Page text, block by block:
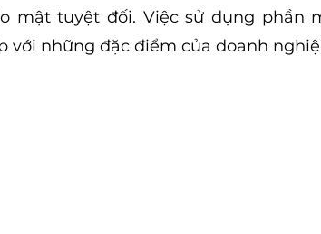
mật tuyệt đối. Việc sử dụng phần
với những đặc điểm của doanh